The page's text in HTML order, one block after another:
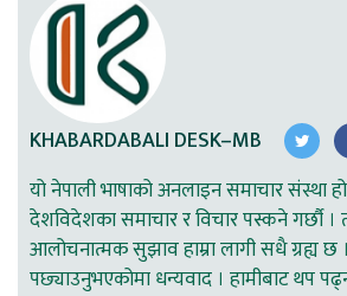
KHABARDABALI DESK–MB
यो नेपाली भाषाको अनलाइन समाचार संस्था
देशविदेशका समाचार र विचार पस्कने गर्छौ ।
आलोचनात्मक सुझाव हाम्रा लागी सधै ग्रह्य छ
पछ्याउनुभएकोमा धन्यवाद । हामीबाट थप